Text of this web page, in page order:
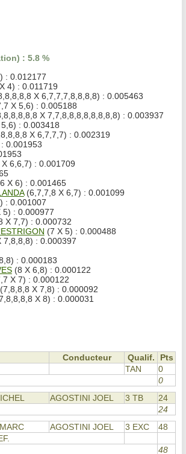
: 5.8 %
: 0.012177
4) : 0.011719
X 6,7,7,7,8,8,8,8) : 0.005463
X 5,6) : 0.005188
X 7,7,8,8,8,8,8,8,8,8) : 0.003937
: 0.003418
X 6,7,7,7) : 0.002319
0.001953
6,6,7) : 0.001709
X 6) : 0.001465
(6,7,7,8 X 6,7) : 0.001099
: 0.001007
: 0.000977
X 7,7) : 0.000732
(7 X 5) : 0.000488
: 0.000397
: 0.000183
(8 X 6,8) : 0.000122
X 7) : 0.000122
X 7,8) : 0.000092
X 8) : 0.000031
Conducteur Qualif.
Pts
TAN
0
0
AGOSTINI JOEL 3 TB
24
24
AGOSTINI JOEL 3 EXC
48
48